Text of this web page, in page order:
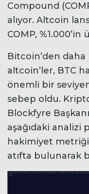
Compound
alıyor. Altcoin
COMP,
Bitcoin’den
altcoin’ler, BTC
önemli bir
sebep oldu.
Blockfyre
aşağıdaki analizi
hakimiyet
atıfta bulunarak